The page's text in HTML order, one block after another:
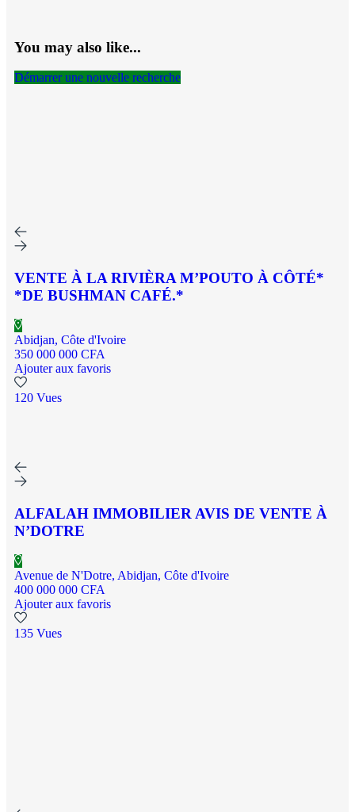
You may also like...
Démarrer une nouvelle recherche
VENTE À LA RIVIÈRA M’POUTO À CÔTÉ*
*DE BUSHMAN CAFÉ.*
Abidjan, Côte d'Ivoire
350 000 000 CFA
Ajouter aux favoris
120 Vues
ALFALAH IMMOBILIER AVIS DE VENTE À
N’DOTRE
Avenue de N'Dotre, Abidjan, Côte d'Ivoire
400 000 000 CFA
Ajouter aux favoris
135 Vues